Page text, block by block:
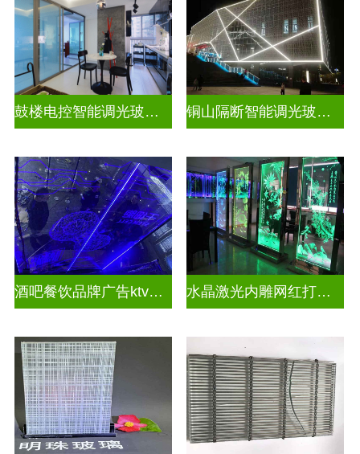
鼓楼电控智能调光玻璃安装方法 铜山隔断智能调光玻璃安装电话
酒吧餐饮品牌广告ktv激光内雕发光艺术玻璃 水晶激光内雕网红打卡背景